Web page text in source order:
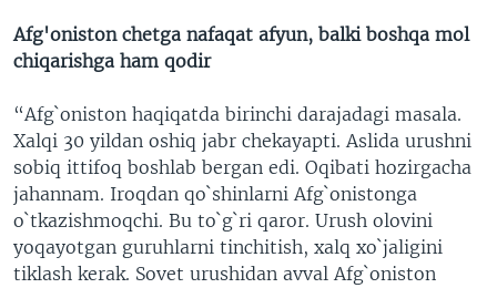
Afg'oniston chetga nafaqat afyun, balki boshqa mol
chiqarishga ham qodir
“Afg`oniston haqiqatda birinchi darajadagi masala.
Xalqi 30 yildan oshiq jabr chekayapti. Aslida urushni
sobiq ittifoq boshlab bergan edi. Oqibati hozirgacha
jahannam. Iroqdan qo`shinlarni Afg`onistonga
o`tkazishmoqchi. Bu to`g`ri qaror. Urush olovini
yoqayotgan guruhlarni tinchitish, xalq xo`jaligini
tiklash kerak. Sovet urushidan avval Afg`oniston